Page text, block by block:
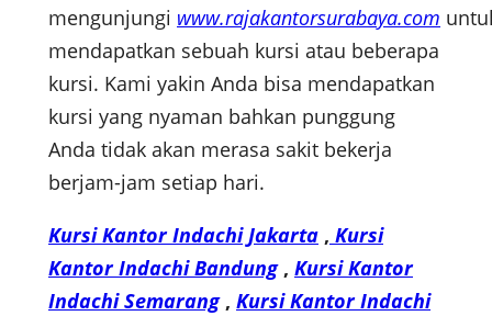
mengunjungi www.rajakantorsurabaya.com
mendapatkan sebuah kursi atau beberapa
kursi. Kami yakin Anda bisa mendapatkan
kursi yang nyaman bahkan punggung
Anda tidak akan merasa sakit bekerja
berjam-jam setiap hari.
Kursi Kantor Indachi Jakarta , Kursi
Kantor Indachi Bandung, Kursi Kantor
Indachi Semarang, Kursi Kantor Indachi